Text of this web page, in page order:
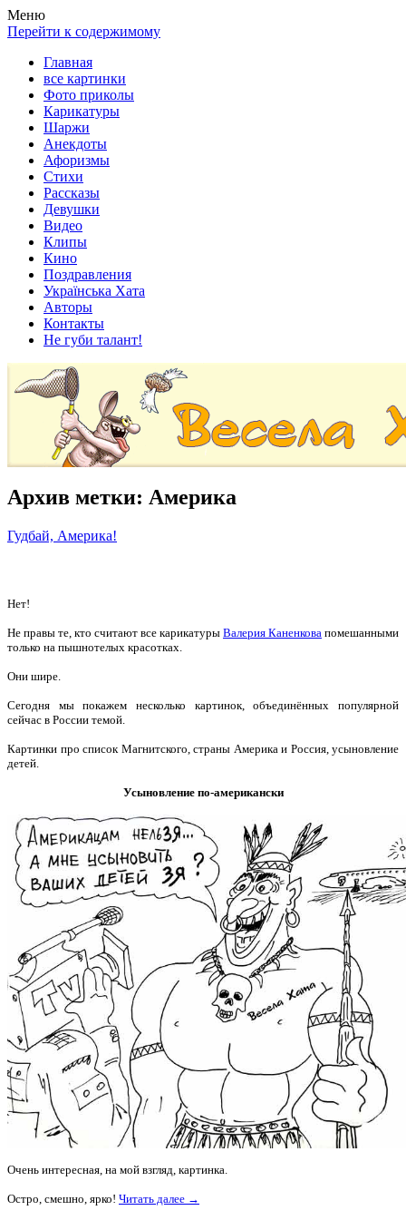
Весела хата — прикольные картинки, смешные истории,
клипы!
Покажем всем ваши фото приколы, карикатуры, шаржи, стихи,
рассказы, видео и песни!
Меню
Перейти к содержимому
Главная
все картинки
Фото приколы
Карикатуры
Шаржи
Анекдоты
Афоризмы
Стихи
Рассказы
Девушки
Видео
Клипы
Кино
Поздравления
Українська Хата
Авторы
Контакты
Не губи талант!
Архив метки: Америка
Гудбай, Америка!
Нет!
Не правы те, кто считают все карикатуры Валерия Каненкова помешанными
только на пышнотелых красотках.
Они шире.
Сегодня мы покажем несколько картинок, объединённых популярной
сейчас в России темой.
Картинки про список Магнитского, страны Америка и Россия, усыновление
детей.
Усыновление по-американски
Очень интересная, на мой взгляд, картинка.
Остро, смешно, ярко! Читать далее →